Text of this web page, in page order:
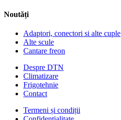
Noutăți
Adaptori, conectori si alte cuple
Alte scule
Cantare freon
Despre DTN
Climatizare
Frigotehnie
Contact
Termeni și condiții